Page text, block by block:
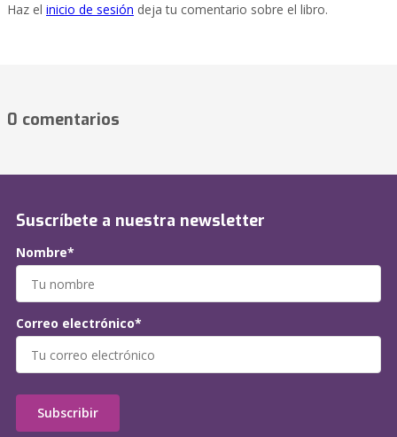
Haz el inicio de sesión deja tu comentario sobre el libro.
0 comentarios
Suscríbete a nuestra newsletter
Nombre*
Correo electrónico*
Subscribir